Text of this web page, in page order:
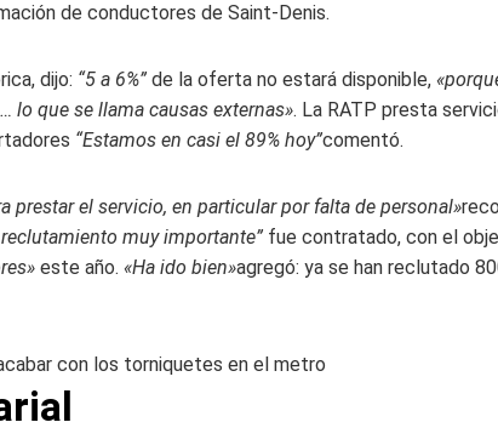
de conductores de Saint-Denis.
dijo: “5 a 6%” de la oferta no estará disponible,
lo que se llama causas externas». La RATP presta
“Estamos en casi el 89% hoy”comentó.
prestar el servicio, en particular por falta de personal»
muy importante” fue contratado, con el
este año. «Ha ido bien»agregó: ya se han reclutado
con los torniquetes en el metro